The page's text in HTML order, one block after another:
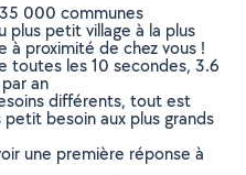
000 communes
plus petit village à la plus
à proximité de chez vous !
toutes les 10 secondes, 3.6
an
différents, tout est
petit besoin aux plus grands
une première réponse à